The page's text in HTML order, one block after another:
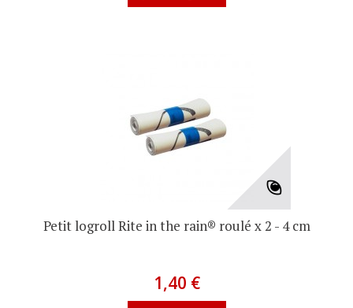
Petit logroll Rite in the rain® roulé x 2 - 4 cm
1,40 €